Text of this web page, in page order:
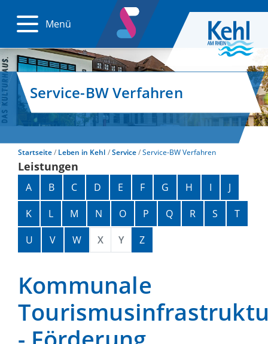
Menü
Service-BW Verfahren
Startseite Leben in Kehl Service Service-BW Verfahren
Leistungen
Alphabetisches Register überspringen
A B C D E F G H I
J
K
L M N O P Q R S
T
U
V W X Y Z
Kommunale